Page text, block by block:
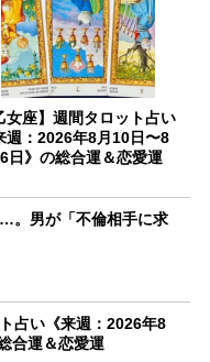
女座】週間タロット占い
週：2026年8月10日〜8
日》の総合運＆恋愛運
。男が「不倫相手に求
占い《来週：2026年8
合運＆恋愛運